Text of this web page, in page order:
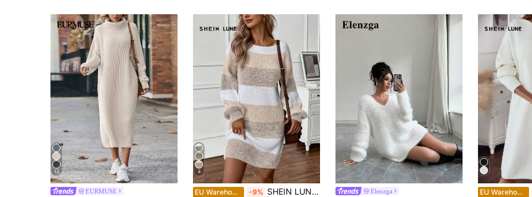
13
EURMUSE
4
EU Warehouse -9% SHEIN LUNE Damen H-förmige Ärmel Farbblock Rundhals Midi Kleid für Herbst/Winter Elenzga EU Warehouse